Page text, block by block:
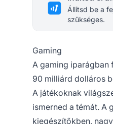
Állítsd be a
szükséges.
Gaming
A gaming iparágban
90 milliárd dolláros
A játékoknak
ismerned a témát. A
kiegészítőkben,